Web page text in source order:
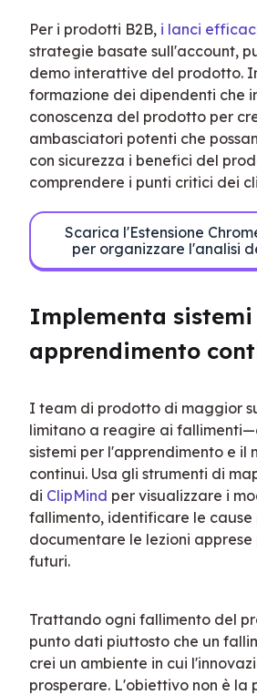
Per i prodotti B2B, i lanci
strategie basate sull'account,
demo interattive del prodotto.
formazione dei dipendenti che
conoscenza del prodotto per
ambasciatori potenti che
con sicurezza i benefici del
comprendere i punti critici dei
Scarica l'Estensione
per organizzare l'analisi
Implementa
apprendimento
I team di prodotto di maggior
limitano a reagire ai
sistemi per l'apprendimento e il
continui. Usa gli strumenti di
di ClipMind per visualizzare i
fallimento, identificare le cause
documentare le lezioni
futuri.
Trattando ogni fallimento del
punto dati piuttosto che un
crei un ambiente in cui
prosperare. L'obiettivo non è la